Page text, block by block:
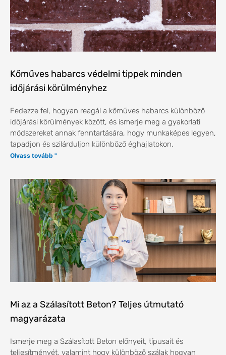
Kőműves habarcs védelmi tippek minden
időjárási körülményhez
Fedezze fel, hogyan reagál a kőműves habarcs különböző
időjárási körülmények között, és ismerje meg a gyakorlati
módszereket annak fenntartására, hogy munkaképes legyen,
tapadjon és szilárduljon különböző éghajlatokon.
Olvass tovább "
Mi az a Szálasított Beton? Teljes útmutató
magyarázata
Ismerje meg a Szálasított Beton előnyeit, típusait és
teljesítményét, valamint hogy különböző szálak hogyan